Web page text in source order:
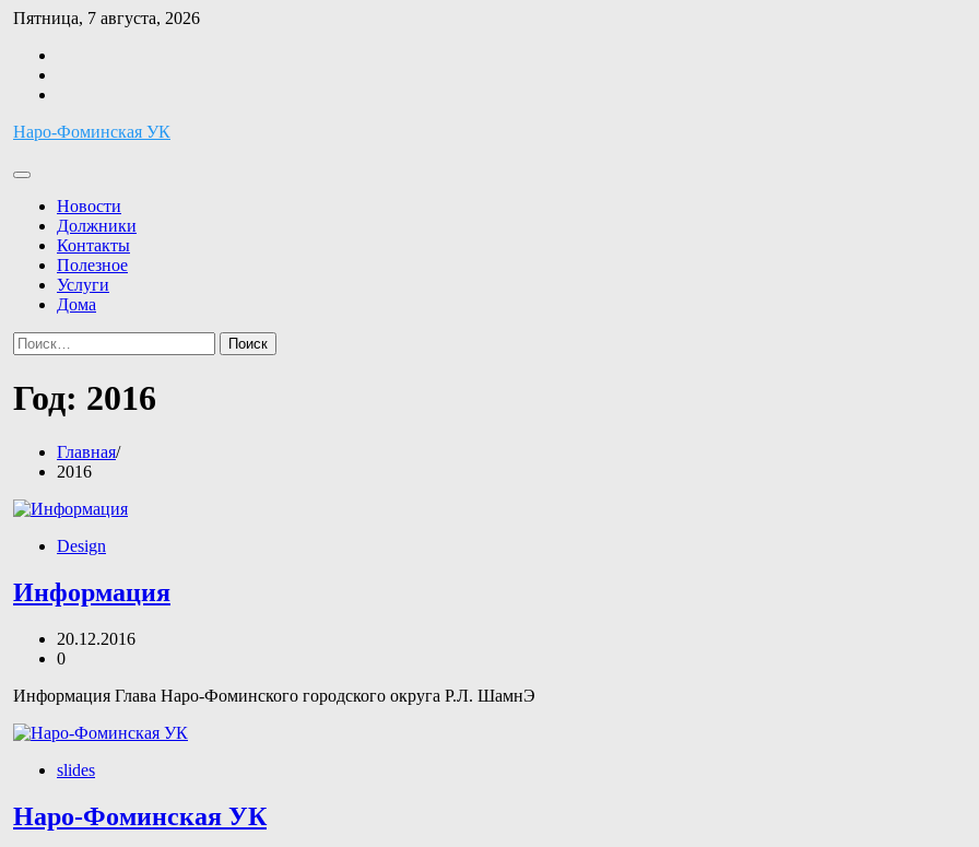
Перейти
содержимому
Пятница, 7 августа, 2026
Наро-Фоминская УК
Новости
Должники
Контакты
Полезное
Услуги
Дома
Найти:
Год: 2016
Главная
2016
Design
Информация
20.12.2016
0
Информация Глава Наро-Фоминского городского округа Р.Л. ШамнЭ
slides
Наро-Фоминская УК